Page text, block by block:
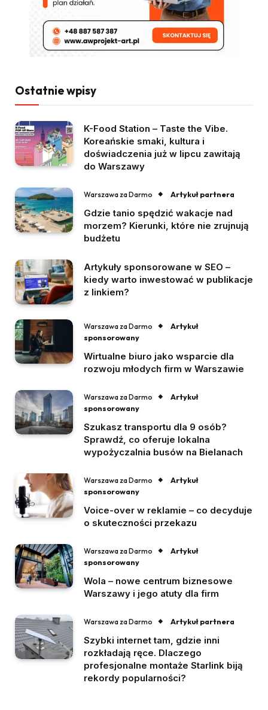
Ostatnie wpisy
K-Food Station – Taste the Vibe.
Koreańskie smaki, kultura i
doświadczenia już w lipcu zawitają
do Warszawy
Warszawa za Darmo Artykuł partnera
Gdzie tanio spędzić wakacje nad
morzem? Kierunki, które nie zrujnują
budżetu
Artykuły sponsorowane w SEO –
kiedy warto inwestować w publikacje
z linkiem?
Warszawa za Darmo
Artykuł
sponsorowany
Wirtualne biuro jako wsparcie dla
rozwoju młodych firm w Warszawie
Warszawa za Darmo
Artykuł
sponsorowany
Szukasz transportu dla 9 osób?
Sprawdź, co oferuje lokalna
wypożyczalnia busów na Bielanach
Warszawa za Darmo
Artykuł
sponsorowany
Voice-over w reklamie – co decyduje
o skuteczności przekazu
Warszawa za Darmo
Artykuł
sponsorowany
Wola – nowe centrum biznesowe
Warszawy i jego atuty dla firm
Warszawa za Darmo Artykuł partnera
Szybki internet tam, gdzie inni
rozkładają ręce. Dlaczego
profesjonalne montaże Starlink biją
rekordy popularności?